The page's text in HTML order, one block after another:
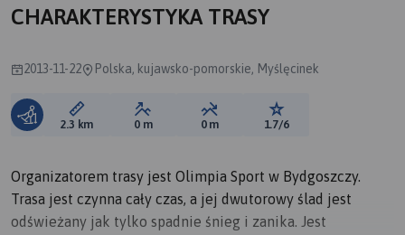
CHARAKTERYSTYKA TRASY
2013-11-22 Polska, kujawsko-pomorskie, Myślęcinek
Długość trasy:
2.3 km Suma przewyższeń:
0 m Suma spadków:
0 m Ocena trasy:
1.7/6
Organizatorem trasy jest Olimpia Sport w Bydgoszczy.
Trasa jest czynna cały czas, a jej dwutorowy ślad jest
odświeżany jak tylko spadnie śnieg i zanika. Jest